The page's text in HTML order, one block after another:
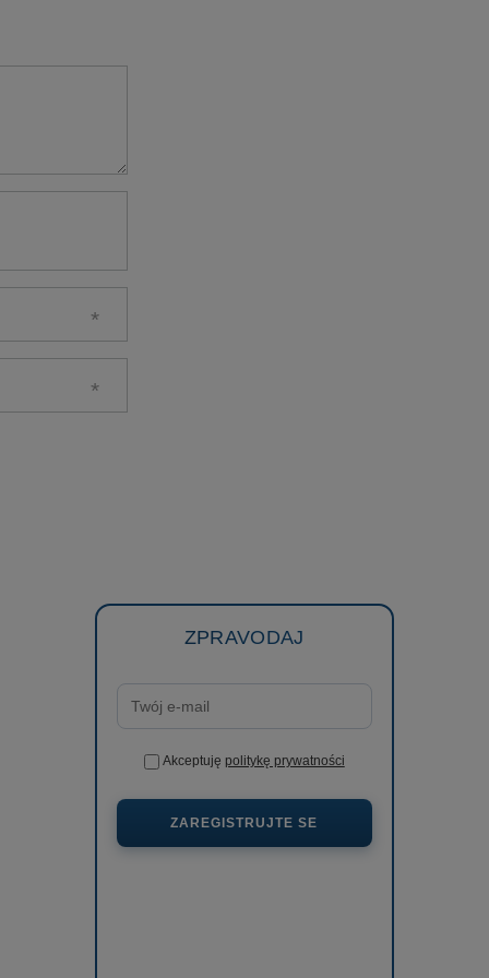
ZPRAVODAJ
Akceptuję politykę prywatności
ZAREGISTRUJTE SE